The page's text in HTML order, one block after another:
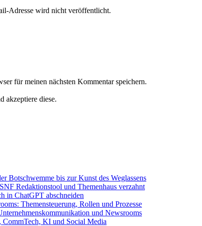
Adresse wird nicht veröffentlicht.
für meinen nächsten Kommentar speichern.
akzeptiere diese.
Botschwemme bis zur Kunst des Weglassens
Redaktionstool und Themenhaus verzahnt
in ChatGPT abschneiden
Themensteuerung, Rollen und Prozesse
und Newsrooms
CommTech, KI und Social Media